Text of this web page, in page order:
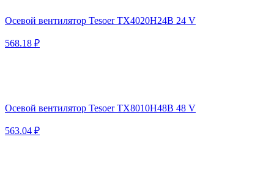
Осевой вентилятор Tesoer TX4020H24B 24 V
568.18 ₽
Осевой вентилятор Tesoer TX8010H48B 48 V
563.04 ₽